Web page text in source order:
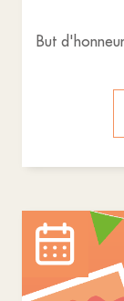
But d'honneur